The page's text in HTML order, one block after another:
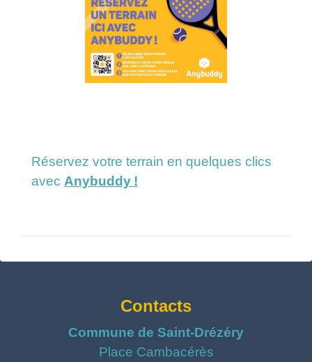
Réservez votre terrain en quelques clics
avec Anybuddy !
Contacts
Commune de Saint-Drézéry
Place Cambacérès